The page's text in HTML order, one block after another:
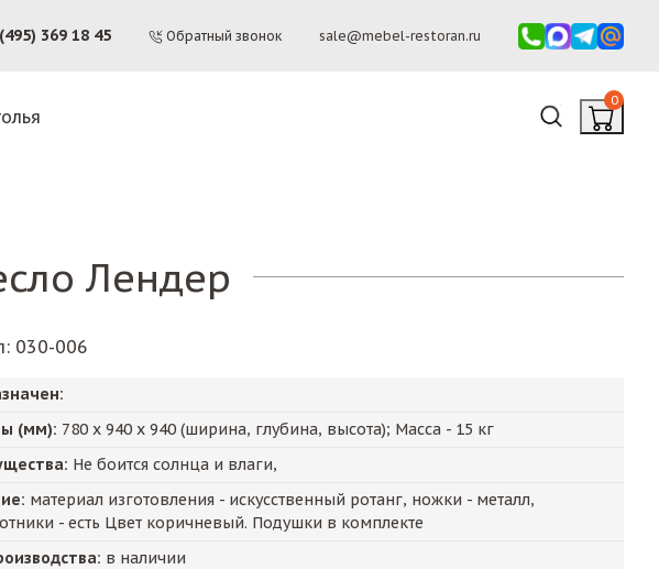
369 18 45 Обратный звонок sale@mebel-restoran.ru
0
Лендер
: 030-006
(мм): 780 х 940 х 940 (ширина, глубина, высота); Масса - 15 кг
Не боится солнца и влаги,
материал изготовления - искусственный ротанг, ножки - металл,
- есть Цвет коричневый. Подушки в комплекте
в наличии